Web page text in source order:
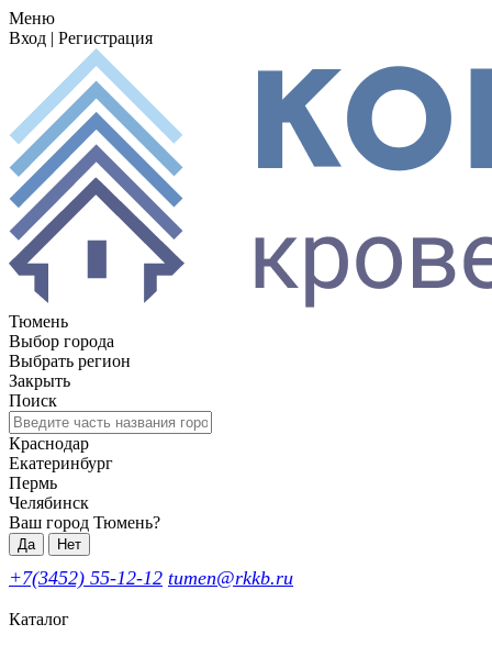
Меню
Вход | Регистрация
Тюмень
Выбор города
Выбрать регион
Закрыть
Поиск
Краснодар
Екатеринбург
Пермь
Челябинск
Ваш город Тюмень?
Да Нет
+7(3452) 55-12-12 tumen@rkkb.ru
Каталог